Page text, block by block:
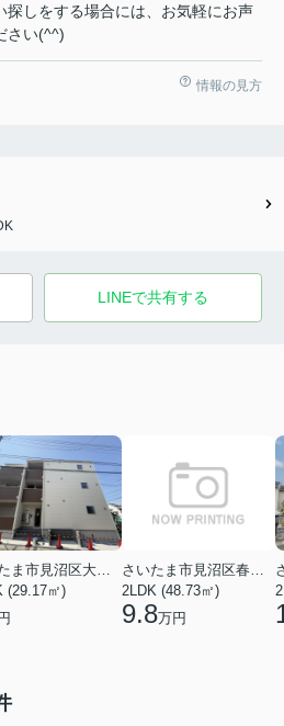
探しをする場合には、お気軽にお声
さい(^^)
情報の見方
LINEで共有する
さいたま市見沼区大字新堤
(29.17㎡)
さいたま市見沼区春岡２丁目
2LDK (48.73㎡)
9.8万円